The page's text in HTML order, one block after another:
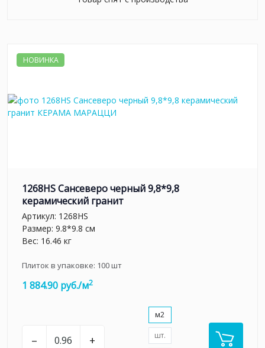
НОВИНКА
1268HS Сансеверо черный 9,8*9,8
керамический гранит
Артикул: 1268HS
Размер: 9.8*9.8 см
Вес: 16.46 кг
Плиток в упаковке: 100шт
1 884.90 руб./м2
– +
м2
шт.